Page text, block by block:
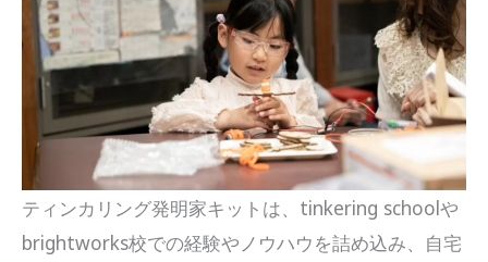
ティンカリング発明家キットは、tinkering schoolや
brightworks校での経験やノウハウを詰め込み、自宅